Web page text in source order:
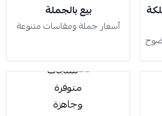
بيع بالجملة
أسعار جملة ومقاسات متنوعة